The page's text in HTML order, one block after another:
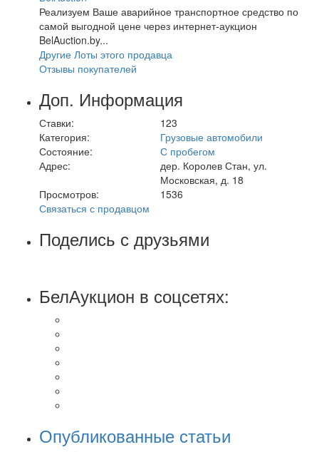
Реализуем Ваше аварийное транспортное средство по
самой выгодной цене через интернет-аукцион
BelAuction.by...
Другие Лоты этого продавца
Отзывы покупателей
Доп. Информация
Ставки:
123
Категория:
Грузовые автомобили
Состояние:
С пробегом
Адрес:
дер. Королев Стан, ул.
Московская, д. 18
Просмотров:
1536
Связаться с продавцом
Поделись с друзьями
БелАукцион в соцсетях:
Опубликованные статьи